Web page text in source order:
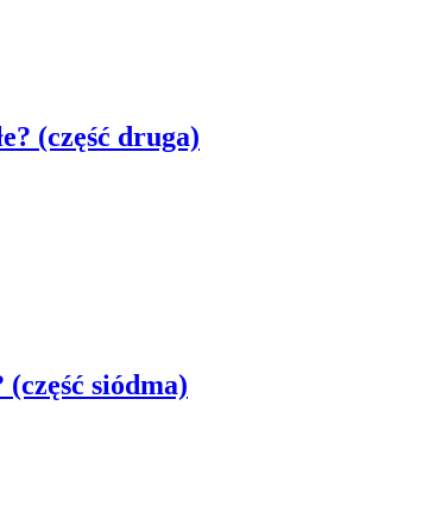
(część druga)
(część siódma)